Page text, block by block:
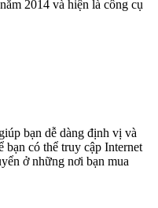
2014 và hiện là công cụ
bạn dễ dàng định vị và
có thể truy cập Internet
ở những nơi bạn mua